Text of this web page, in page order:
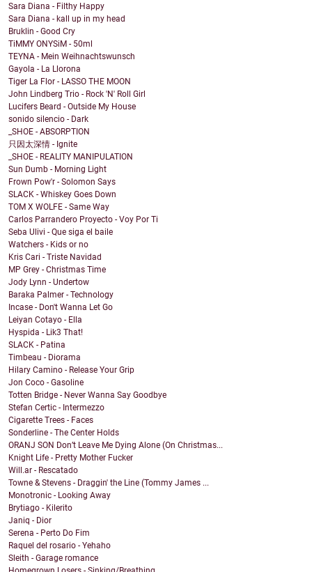
Sara Diana - Filthy Happy
Sara Diana - kall up in my head
Bruklin - Good Cry
TiMMY ONYSiM - 50ml
TEYNA - Mein Weihnachtswunsch
Gayola - La Llorona
Tiger La Flor - LASSO THE MOON
John Lindberg Trio - Rock 'N' Roll Girl
Lucifers Beard - Outside My House
sonido silencio - Dark
_SHOE - ABSORPTION
只因太深情 - Ignite
_SHOE - REALITY MANIPULATION
Sun Dumb - Morning Light
Frown Pow'r - Solomon Says
SLACK - Whiskey Goes Down
TOM X WOLFE - Same Way
Carlos Parrandero Proyecto - Voy Por Ti
Seba Ulivi - Que siga el baile
Watchers - Kids or no
Kris Cari - Triste Navidad
MP Grey - Christmas Time
Jody Lynn - Undertow
Baraka Palmer - Technology
Incase - Don't Wanna Let Go
Leiyan Cotayo - Ella
Hyspida - Lik3 That!
SLACK - Patina
Timbeau - Diorama
Hilary Camino - Release Your Grip
Jon Coco - Gasoline
Totten Bridge - Never Wanna Say Goodbye
Stefan Certic - Intermezzo
Cigarette Trees - Faces
Sonderline - The Center Holds
ORANJ SON Don’t Leave Me Dying Alone (On Christmas...
Knight Life - Pretty Mother Fucker
Will.ar - Rescatado
Towne & Stevens - Draggin' the Line (Tommy James ...
Monotronic - Looking Away
Brytiago - Kilerito
Janiq - Dior
Serena - Perto Do Fim
Raquel del rosario - Yehaho
Sleith - Garage romance